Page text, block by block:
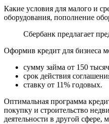
Какие условия для малого и
оборудования, пополнение
Сбербанк предлагает
Оформив кредит для бизнеса
сумму займа от 150
срок действия
ставку от 11% годовых.
Оптимальная программа
покупку и строительство
деятельности в другой